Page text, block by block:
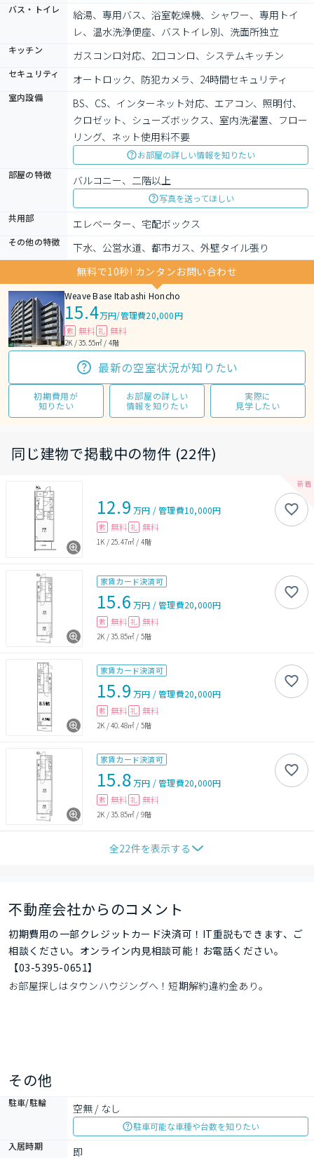
バス・トイレ
給湯、専用バス、浴室乾燥機、シャワー、専用トイ
レ、温水洗浄便座、バストイレ別、洗面所独立
キッチン ガスコンロ対応、2口コンロ、システムキッチン
セキュリティ オートロック、防犯カメラ、24時間セキュリティ
室内設備
BS、CS、インターネット対応、エアコン、照明付、
クロゼット、シューズボックス、室内洗濯置、フロー
リング、ネット使用料不要
お部屋の詳しい情報を知りたい
部屋の特徴
バルコニー、二階以上
写真を送ってほしい
共用部
エレベーター、宅配ボックス
その他の特徴
下水、公営水道、都市ガス、外壁タイル張り
無料で10秒! カンタンお問い合わせ
Weave Base Itabashi Honcho
15.4万円/管理費20,000円
敷 無料 礼 無料
2K / 35.55㎡ / 4階
最新の空室状況が知りたい
初期費用が
知りたい
お部屋の詳しい
情報を知りたい
実際に
見学したい
同じ建物で掲載中の物件 (22件)
12.9 万円 /管理費10,000円
敷 無料 礼 無料
1K / 25.47㎡ / 4階
家賃カード決済可
15.6 万円 /管理費20,000円
敷 無料 礼 無料
2K /35.85㎡ / 5階
家賃カード決済可
15.9 万円 /管理費20,000円
敷 無料 礼 無料
2K /40.48㎡ / 5階
家賃カード決済可
15.8万円 /管理費20,000円
敷 無料 礼 無料
2K /35.85㎡ / 9階
全22件を表示する
不動産会社からのコメント
初期費用の一部クレジットカード決済可！IT重説もできます、ご
相談ください。オンライン内見相談可能！お電話ください。
【03-5395-0651】
お部屋探しはタウンハウジングへ！短期解約違約金あり。
その他
駐車/駐輪 空無 / なし
駐車可能な車種や台数を知りたい
入居時期
即